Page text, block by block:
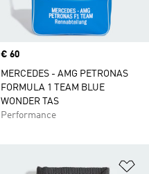
Price
€ 60
MERCEDES - AMG PETRONAS
FORMULA 1 TEAM BLUE
WONDER TAS
Performance